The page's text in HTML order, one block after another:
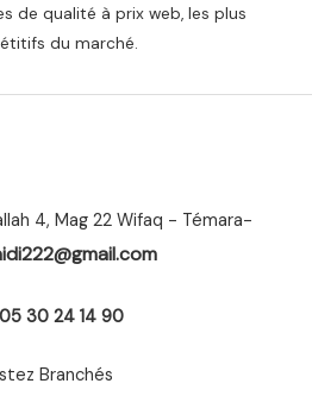
de qualité à prix web, les plus
du marché.
4, Mag 22 Wifaq - Témara-
30 24 14 90
Branchés